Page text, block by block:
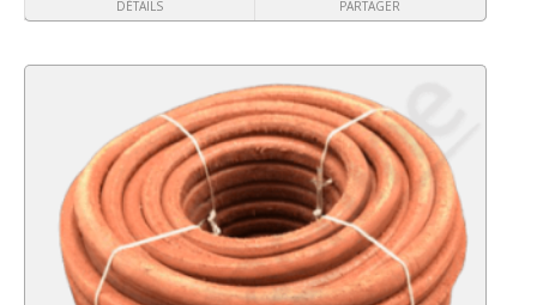
DÉTAILS PARTAGER